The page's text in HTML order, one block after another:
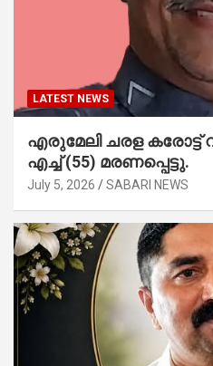
LATEST NEWS
എരുമേലി ചരള കരോട്ട്
എച്ച് (55) മരണപ്പെട്ടു.
July 5, 2026 SABARI NEWS